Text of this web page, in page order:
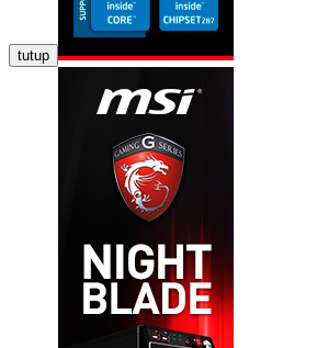
tutup